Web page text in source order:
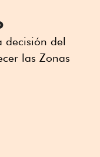
decisión del
las Zonas